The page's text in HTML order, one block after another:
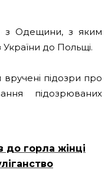
з Одещини, з яким
України до Польщі.
вручені підозри про
підозрюваних
до горла жінці